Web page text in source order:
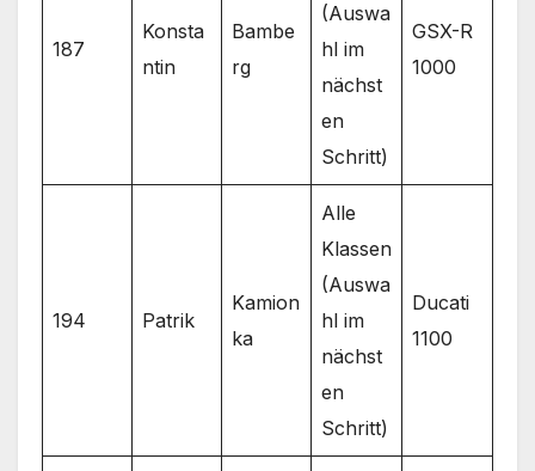
187
Konsta
ntin
Bambe
rg
(Auswa
hl im
nächst
en
Schritt)
GSX-R
1000
194 Patrik
Kamion
ka
Alle
Klassen
(Auswa
hl im
nächst
en
Schritt)
Ducati
1100